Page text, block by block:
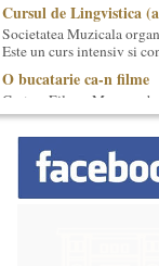
Cursul de Lingvistica
Societatea Muzicala
Este un curs intensiv si
O bucatarie ca-n filme
Carte – Film – Mancare
filme, Scenotopul
Locurile Culturii
Catalogul spatiilor in
Proiect lansat de catre
catalogarea spatiilor